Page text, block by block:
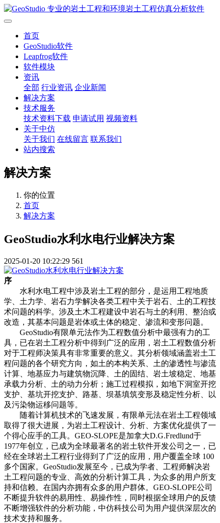
首页
GeoStudio软件
Leapfrog软件
软件模块
资讯
全部 行业资讯 企业新闻
解决方案
技术服务
技术资料下载 申请试用 视频资料
关于中仿
关于我们 在线留言 联系我们
站内搜索
解决方案
你的位置
首页
解决方案
GeoStudio水利水电行业解决方案
2025-01-20 10:22:29 561
序
水利水电工程中涉及岩土工程的部分，是运用工程地质
学、土力学、岩石力学解决各类工程中关于岩石、土的工程技
术问题的科学。涉及土木工程建设中岩石与土的利用、整治或
改造，其基本问题是岩体或土体的稳定、渗流和变形问题。
GeoStudio有限单元法作为工程数值分析中最强有力的工
具，已在岩土工程分析中得到广泛的应用，岩土工程数值分析
对于工程师决策具有非常重要的意义。其分析领域涵盖岩土工
程问题的各个研究方向，如土的本构关系、土的渗透性与渗流
计算、地基应力与建筑物沉降、土的固结、岩土坡稳定、地基
承载力分析、土的动力分析；施工过程模拟，如地下洞室开挖
支护、基坑开挖支护、路基、坝基填筑变形及稳定性分析、以
及污染物运移问题等。
随着计算机技术的飞速发展，有限单元法在岩土工程领域
取得了很大进展，为岩土工程设计、分析、方案优化提供了一
个得心应手的工具。GEO-SLOPE是加拿大D.G.Fredlund于
1977年创立，已成为全球最著名的岩土软件开发公司之一，已
经在全球岩土工程行业得到了广泛的应用，用户覆盖全球 100
多个国家。GeoStudio发展至今，已成为学者、工程师解决岩
土工程问题的专业、高效的分析计算工具，为众多的用户所支
持和信赖。在国内亦拥有众多的用户群体。GEO-SLOPE公司
不断提升软件的易用性、易操作性，同时根据全球用户的反馈
不断增强软件的分析功能，中仿科技公司为用户提供深层次的
技术支持和服务。